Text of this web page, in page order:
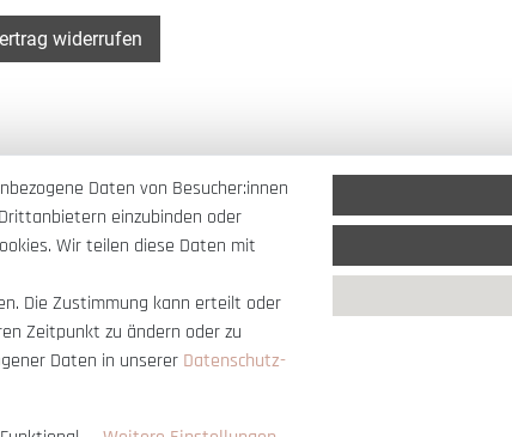
widerrufen
Daten von Besucher:innen
einzubinden oder
Wir teilen diese Daten mit
Die Zustimmung kann erteilt oder
Zeitpunkt zu ändern oder zu
Daten in unserer Daten­schutz­